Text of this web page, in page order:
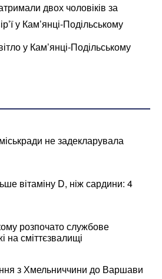
двох чоловіків за
у Кам’янці-Подільському
у Кам’янці-Подільському
не задекларувала
вітаміну D, ніж сардини: 4
розпочато службове
на сміттєзвалищі
з Хмельниччини до Варшави